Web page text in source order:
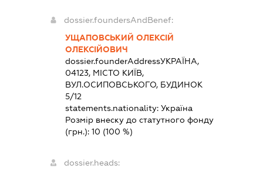
dossier.foundersAndBenef:
УЩАПОВСЬКИЙ ОЛЕКСІЙ
ОЛЕКСІЙОВИЧ
dossier.founderAddressУКРАЇНА,
04123, МІСТО КИЇВ,
ВУЛ.ОСИПОВСЬКОГО, БУДИНОК
5/12
statements.nationality:Україна
Розмір внеску до статутного фонду
(грн.):10 (100 %)
dossier.heads: